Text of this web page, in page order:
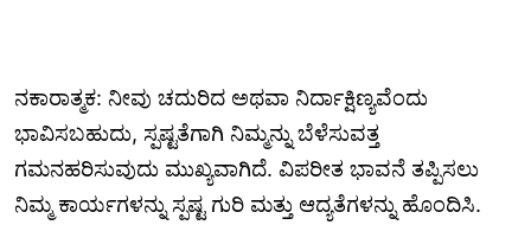
ನಕಾರಾತ್ಮಕ: ನೀವು ಚದುರಿದ ಅಥವಾ ನಿರ್ದಾಕ್ಷಿಣ್ಯವೆಂದು
ಭಾವಿಸಬಹುದು, ಸ್ಪಷ್ಟತೆಗಾಗಿ ನಿಮ್ಮನ್ನು ಬೆಳೆಸುವತ್ತ
ಗಮನಹರಿಸುವುದು ಮುಖ್ಯವಾಗಿದೆ. ವಿಪರೀತ ಭಾವನೆ ತಪ್ಪಿಸಲು
ನಿಮ್ಮ ಕಾರ್ಯಗಳನ್ನು ಸ್ಪಷ್ಟ ಗುರಿ ಮತ್ತು ಆದ್ಯತೆಗಳನ್ನು ಹೊಂದಿಸಿ.